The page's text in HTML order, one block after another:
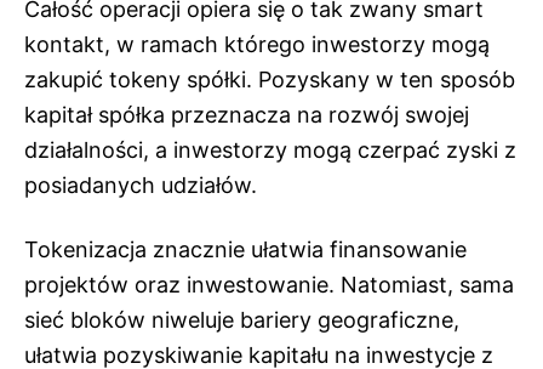
Całość operacji opiera się o tak zwany smart
kontakt, w ramach którego inwestorzy mogą
zakupić tokeny spółki. Pozyskany w ten sposób
kapitał spółka przeznacza na rozwój swojej
działalności, a inwestorzy mogą czerpać zyski z
posiadanych udziałów.
Tokenizacja znacznie ułatwia finansowanie
projektów oraz inwestowanie. Natomiast, sama
sieć bloków niweluje bariery geograficzne,
ułatwia pozyskiwanie kapitału na inwestycje z